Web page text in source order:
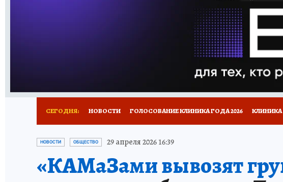
ТЕЛЕВИЗОР
НОВОЕ НА САЙТЕ
СЕГОДНЯ: НОВОСТИ ГОЛОСОВАНИЕ КЛИНИКА ГОДА 2026 КЛИНИКА
ЗАПОВЕДНАЯ РОССИЯ ПРОИСШЕСТВИЯ
НОВОСТИ ОБЩЕСТВО 29 апреля 2026 16:39
«КАМаЗами вывозят